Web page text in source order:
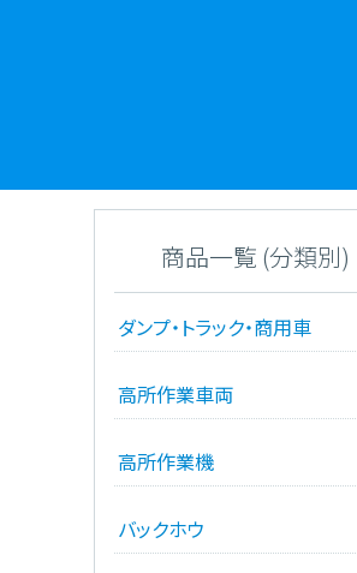
商品一覧 (分類別)
ダンプ・トラック・商用車
高所作業車両
高所作業機
バックホウ